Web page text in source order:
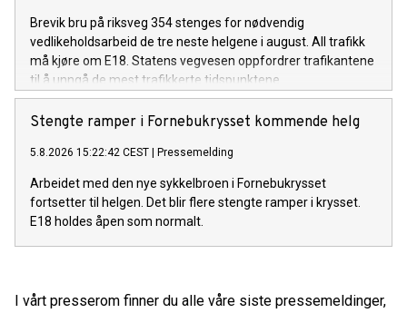
Brevik bru på riksveg 354 stenges for nødvendig
vedlikeholdsarbeid de tre neste helgene i august. All trafikk
må kjøre om E18. Statens vegvesen oppfordrer trafikantene
til å unngå de mest trafikkerte tidspunktene.
Stengte ramper i Fornebukrysset kommende helg
5.8.2026 15:22:42 CEST Pressemelding
Arbeidet med den nye sykkelbroen i Fornebukrysset
fortsetter til helgen. Det blir flere stengte ramper i krysset.
E18 holdes åpen som normalt.
I vårt presserom finner du alle våre siste pressemeldinger,